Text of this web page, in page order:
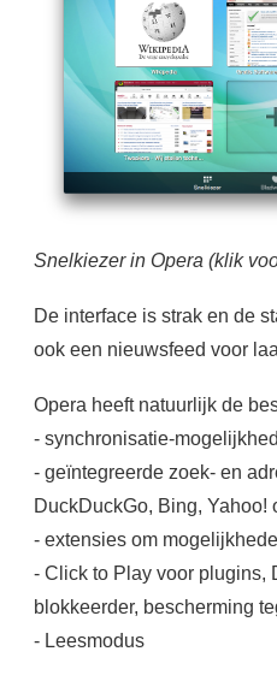
Snelkiezer in Opera (klik
De interface is strak en de
ook een nieuwsfeed voor
Opera heeft natuurlijk de
- synchronisatie-
- geïntegreerde zoek- en
DuckDuckGo, Bing, Yahoo!
- extensies om
- Click to Play voor plugins,
blokkeerder, bescherming
- Leesmodus